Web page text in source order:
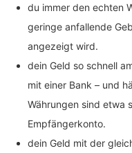
du immer den echten
geringe anfallende
angezeigt wird.
dein Geld so schnell
mit einer Bank – und
Währungen sind etwa
Empfängerkonto.
dein Geld mit der